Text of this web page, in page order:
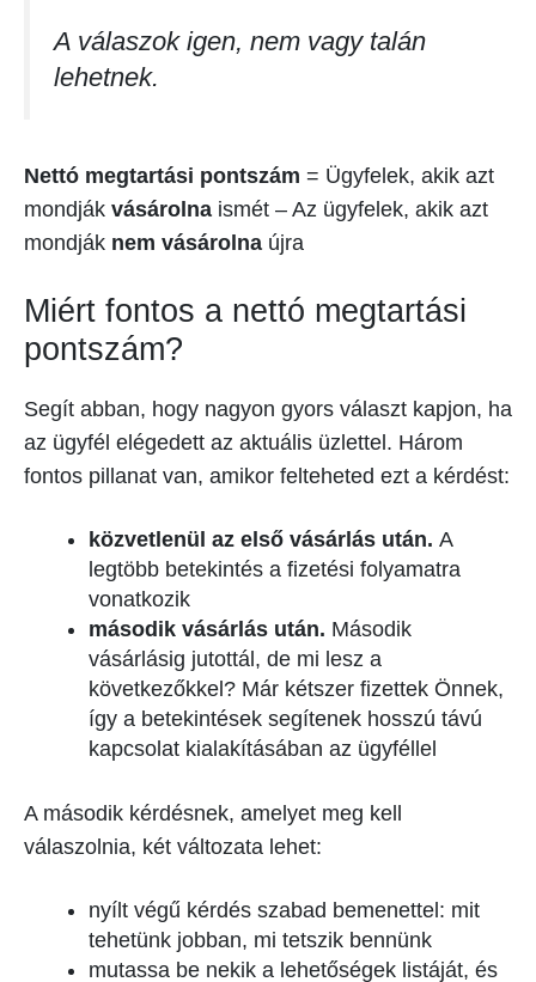
A válaszok igen, nem vagy talán
lehetnek.
Nettó megtartási pontszám = Ügyfelek, akik azt
mondják vásárolna ismét – Az ügyfelek, akik azt
mondják nem vásárolna újra
Miért fontos a nettó megtartási
pontszám?
Segít abban, hogy nagyon gyors választ kapjon, ha
az ügyfél elégedett az aktuális üzlettel. Három
fontos pillanat van, amikor felteheted ezt a kérdést:
közvetlenül az első vásárlás után. A
legtöbb betekintés a fizetési folyamatra
vonatkozik
második vásárlás után. Második
vásárlásig jutottál, de mi lesz a
következőkkel? Már kétszer fizettek Önnek,
így a betekintések segítenek hosszú távú
kapcsolat kialakításában az ügyféllel
A második kérdésnek, amelyet meg kell
válaszolnia, két változata lehet:
nyílt végű kérdés szabad bemenettel: mit
tehetünk jobban, mi tetszik bennünk
mutassa be nekik a lehetőségek listáját, és